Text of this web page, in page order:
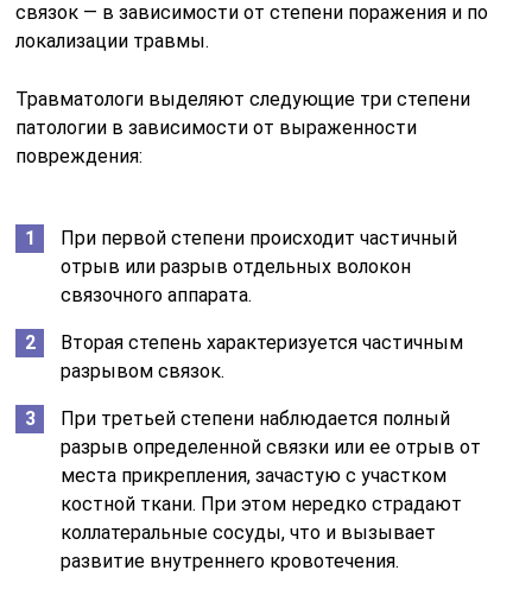
связок — в зависимости от степени поражения и по
локализации травмы.
Травматологи выделяют следующие три степени
патологии в зависимости от выраженности
повреждения:
При первой степени происходит частичный
отрыв или разрыв отдельных волокон
связочного аппарата.
Вторая степень характеризуется частичным
разрывом связок.
При третьей степени наблюдается полный
разрыв определенной связки или ее отрыв от
места прикрепления, зачастую с участком
костной ткани. При этом нередко страдают
коллатеральные сосуды, что и вызывает
развитие внутреннего кровотечения.